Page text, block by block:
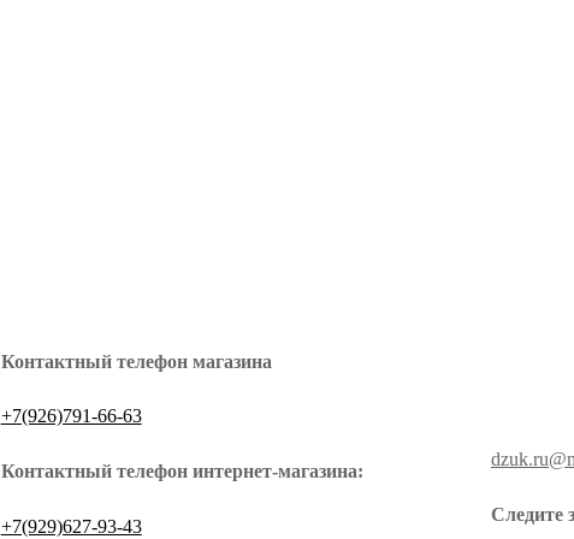
Контактный телефон магазина
+7(926)791-66-63
Контактный телефон интернет-магазина:
+7(929)627-93-43
Следите